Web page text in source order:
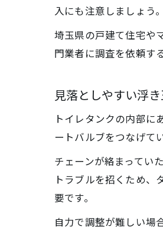
入にも注意しましょう
埼玉県の戸建て住宅や
門業者に調査を依頼す
見落としやすい浮
トイレタンクの内部に
ートバルブをつなげて
チェーンが絡まってい
トラブルを招くため、
要です。
自力で調整が難しい場